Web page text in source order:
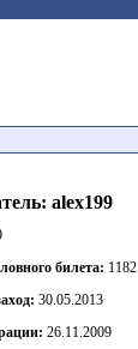
alex199
билета: 1182
30.05.2013
26.11.2009